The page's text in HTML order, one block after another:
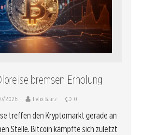
bremsen Erholung
2026 Felix Baarz 0
treffen den Kryptomarkt gerade an
Stelle. Bitcoin kämpfte sich zuletzt